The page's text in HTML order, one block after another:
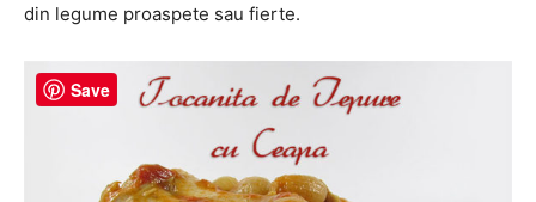
din legume proaspete sau fierte.
Save